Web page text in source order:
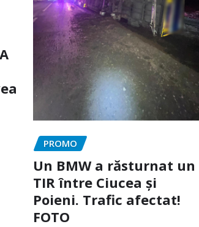
PROMO
Un BMW a răsturnat un
TIR între Ciucea și
Poieni. Trafic afectat!
FOTO